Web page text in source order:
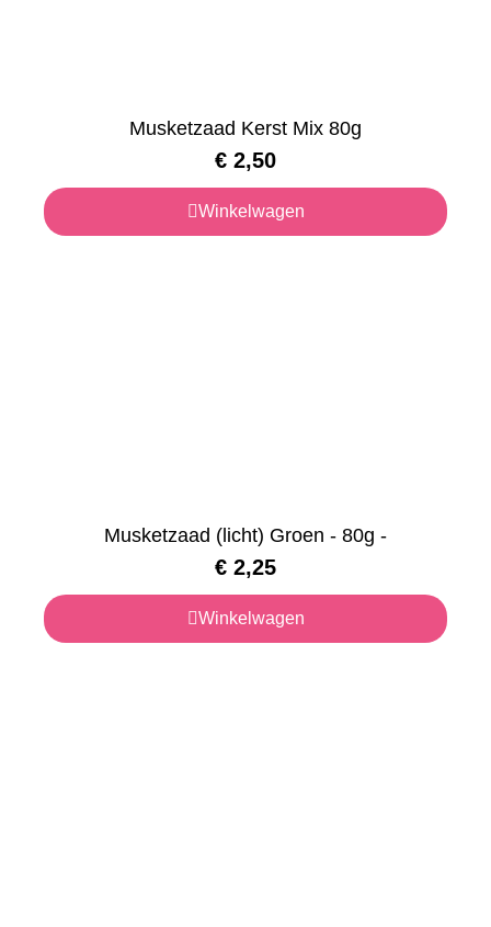
Musketzaad Kerst Mix 80g
€ 2,50
Winkelwagen
Musketzaad (licht) Groen - 80g -
€ 2,25
Winkelwagen